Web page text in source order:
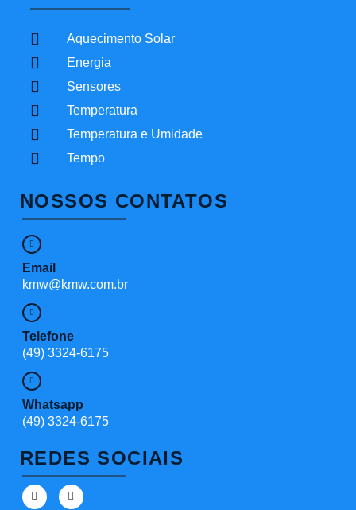
Aquecimento Solar
Energia
Sensores
Temperatura
Temperatura e Umidade
Tempo
NOSSOS CONTATOS
Email
kmw@kmw.com.br
Telefone
(49) 3324-6175
Whatsapp
(49) 3324-6175
REDES SOCIAIS